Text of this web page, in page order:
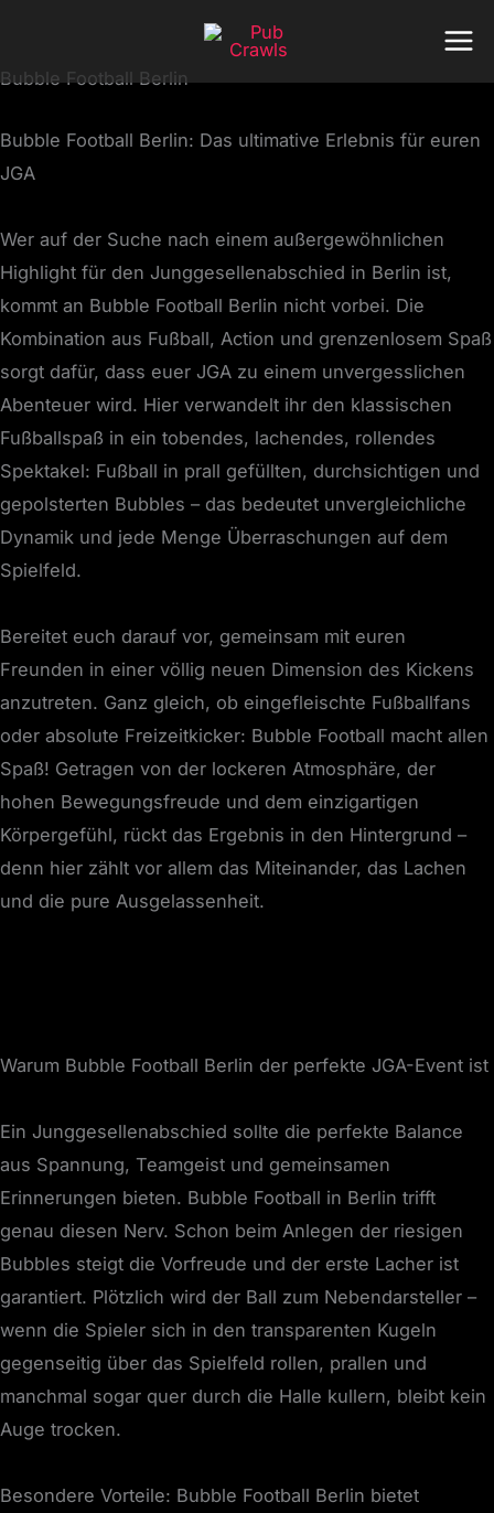
springen
Bubble Football Berlin
Bubble Football Berlin: Das ultimative Erlebnis für euren
JGA
Wer auf der Suche nach einem außergewöhnlichen
Highlight für den Junggesellenabschied in Berlin ist,
kommt an Bubble Football Berlin nicht vorbei. Die
Kombination aus Fußball, Action und grenzenlosem Spaß
sorgt dafür, dass euer JGA zu einem unvergesslichen
Abenteuer wird. Hier verwandelt ihr den klassischen
Fußballspaß in ein tobendes, lachendes, rollendes
Spektakel: Fußball in prall gefüllten, durchsichtigen und
gepolsterten Bubbles – das bedeutet unvergleichliche
Dynamik und jede Menge Überraschungen auf dem
Spielfeld.
Bereitet euch darauf vor, gemeinsam mit euren
Freunden in einer völlig neuen Dimension des Kickens
anzutreten. Ganz gleich, ob eingefleischte Fußballfans
oder absolute Freizeitkicker: Bubble Football macht allen
Spaß! Getragen von der lockeren Atmosphäre, der
hohen Bewegungsfreude und dem einzigartigen
Körpergefühl, rückt das Ergebnis in den Hintergrund –
denn hier zählt vor allem das Miteinander, das Lachen
und die pure Ausgelassenheit.
Warum Bubble Football Berlin der perfekte JGA-Event ist
Ein Junggesellenabschied sollte die perfekte Balance
aus Spannung, Teamgeist und gemeinsamen
Erinnerungen bieten. Bubble Football in Berlin trifft
genau diesen Nerv. Schon beim Anlegen der riesigen
Bubbles steigt die Vorfreude und der erste Lacher ist
garantiert. Plötzlich wird der Ball zum Nebendarsteller –
wenn die Spieler sich in den transparenten Kugeln
gegenseitig über das Spielfeld rollen, prallen und
manchmal sogar quer durch die Halle kullern, bleibt kein
Auge trocken.
Besondere Vorteile: Bubble Football Berlin bietet